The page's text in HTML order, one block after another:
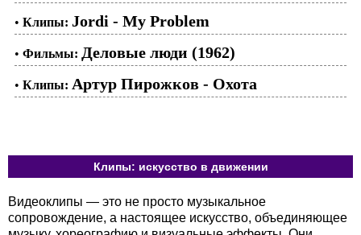
• Клипы: Jordi - My Problem
• Фильмы: Деловые люди (1962)
• Клипы: Артур Пирожков - Охота
Клипы: искусство в движении
Видеоклипы — это не просто музыкальное
сопровождение, а настоящее искусство, объединяющее